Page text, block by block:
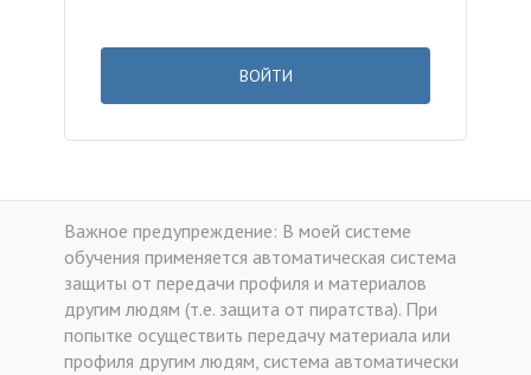
ВОЙТИ
Важное предупреждение: В моей системе
обучения применяется автоматическая система
защиты от передачи профиля и материалов
другим людям (т.е. защита от пиратства). При
попытке осуществить передачу материала или
профиля другим людям, система автоматически